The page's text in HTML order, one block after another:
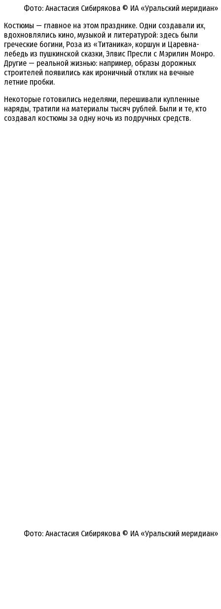
Фото: Анастасия Сибирякова © ИА «Уральский меридиан»
Костюмы — главное на этом празднике. Одни создавали их,
вдохновлялись кино, музыкой и литературой: здесь были
греческие богини, Роза из «Титаника», коршун и Царевна-
лебедь из пушкинской сказки, Элвис Пресли с Мэрилин Монро.
Другие — реальной жизнью: например, образы дорожных
строителей появились как ироничный отклик на вечные
летние пробки.
Некоторые готовились неделями, перешивали купленные
наряды, тратили на материалы тысяч рублей. Были и те, кто
создавал костюмы за одну ночь из подручных средств.
Фото: Анастасия Сибирякова © ИА «Уральский меридиан»